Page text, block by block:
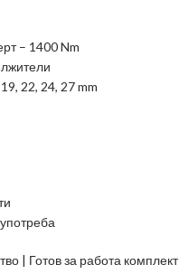
– 1400 Nm
22, 24, 27 mm
| Готов за работа комплект